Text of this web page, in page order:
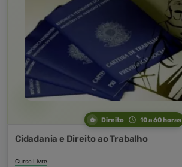
Direito 10 a 60 horas
Cidadania e Direito ao Trabalho
Curso Livre